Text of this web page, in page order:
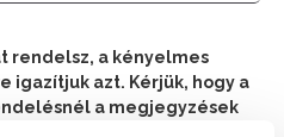
rendelsz, a kényelmes
azt. Kérjük, hogy a
a megjegyzések